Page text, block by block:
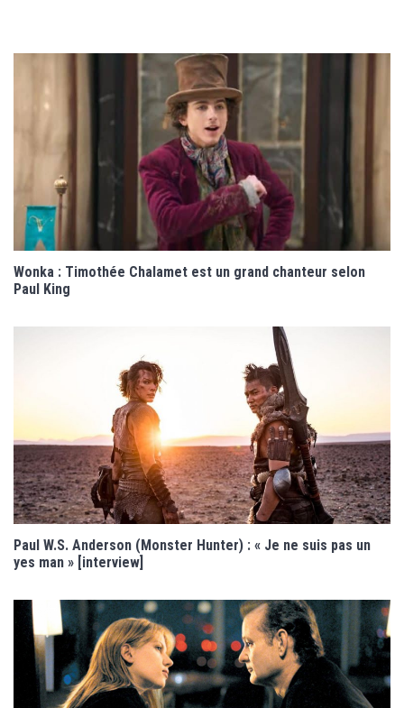
Wonka : Timothée Chalamet est un grand chanteur selon
Paul King
Paul W.S. Anderson (Monster Hunter) : « Je ne suis pas un
yes man » [interview]